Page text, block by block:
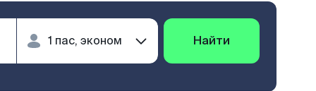
Найти